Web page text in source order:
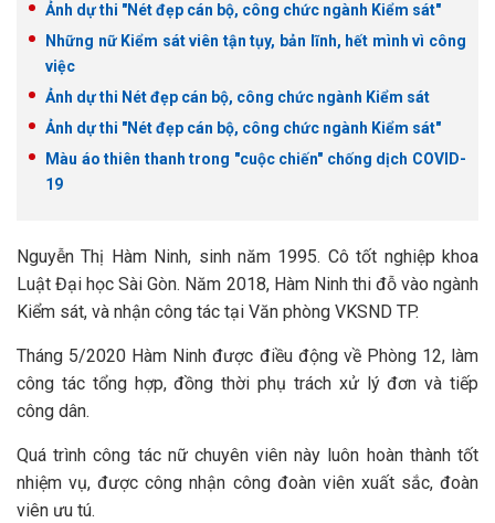
Ảnh dự thi "Nét đẹp cán bộ, công chức ngành Kiểm sát"
Những nữ Kiểm sát viên tận tụy, bản lĩnh, hết mình vì công
việc
Ảnh dự thi Nét đẹp cán bộ, công chức ngành Kiểm sát
Ảnh dự thi "Nét đẹp cán bộ, công chức ngành Kiểm sát"
Màu áo thiên thanh trong "cuộc chiến" chống dịch COVID-
19
Nguyễn Thị Hàm Ninh, sinh năm 1995. Cô tốt nghiệp khoa
Luật Đại học Sài Gòn. Năm 2018, Hàm Ninh thi đỗ vào ngành
Kiểm sát, và nhận công tác tại Văn phòng VKSND TP.
Tháng 5/2020 Hàm Ninh được điều động về Phòng 12, làm
công tác tổng hợp, đồng thời phụ trách xử lý đơn và tiếp
công dân.
Quá trình công tác nữ chuyên viên này luôn hoàn thành tốt
nhiệm vụ, được công nhận công đoàn viên xuất sắc, đoàn
viên ưu tú.